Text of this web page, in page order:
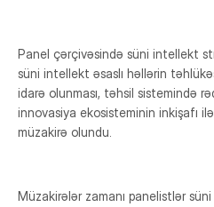
Panel çərçivəsində süni intellekt
süni intellekt əsaslı həllərin
idarə olunması, təhsil sistemində
innovasiya ekosisteminin inkişafı
müzakirə olundu.
Müzakirələr zamanı panelistlər